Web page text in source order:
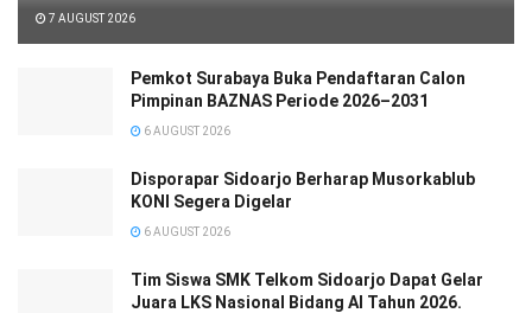
7 AUGUST 2026
Pemkot Surabaya Buka Pendaftaran Calon
Pimpinan BAZNAS Periode 2026–2031
6 AUGUST 2026
Disporapar Sidoarjo Berharap Musorkablub
KONI Segera Digelar
6 AUGUST 2026
Tim Siswa SMK Telkom Sidoarjo Dapat Gelar
Juara LKS Nasional Bidang AI Tahun 2026.